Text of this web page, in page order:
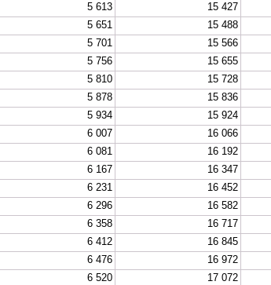
5 613 15 427
5 651 15 488
5 701 15 566
5 756 15 655
5 810 15 728
5 878 15 836
5 934 15 924
6 007 16 066
6 081 16 192
6 167 16 347
6 231 16 452
6 296 16 582
6 358 16 717
6 412 16 845
6 476 16 972
6 520 17 072